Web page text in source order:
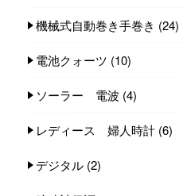
機械式自動巻き手巻き (24)
電池クォーツ (10)
ソーラー 電波 (4)
レディース 婦人時計 (6)
デジタル (2)